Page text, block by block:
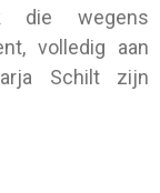
die wegens
volledig aan
Schilt zijn